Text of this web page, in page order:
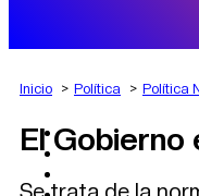
AGRO
DEPORTES
Inicio Política Política
El Gobierno